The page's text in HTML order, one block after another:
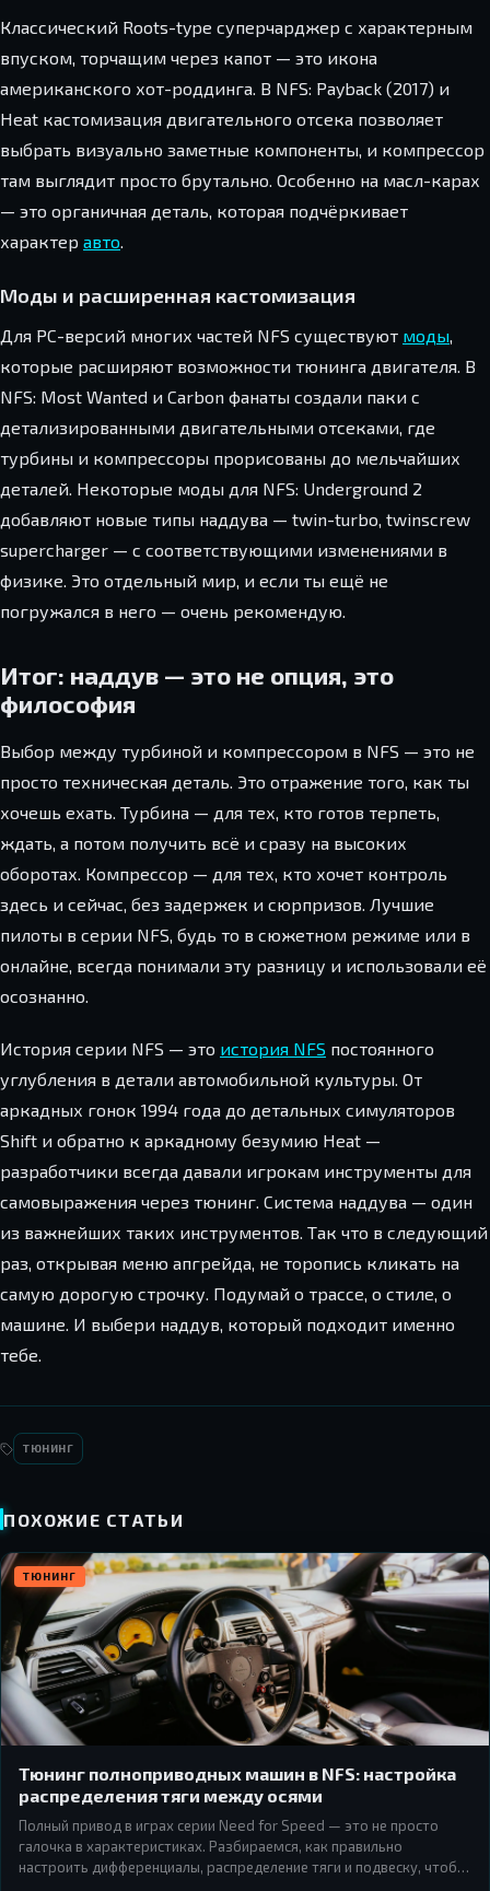
Классический Roots-type суперчарджер с характерным
впуском, торчащим через капот — это икона
американского хот-роддинга. В NFS: Payback (2017) и
Heat кастомизация двигательного отсека позволяет
выбрать визуально заметные компоненты, и компрессор
там выглядит просто брутально. Особенно на масл-карах
— это органичная деталь, которая подчёркивает
характер авто.
Моды и расширенная кастомизация
Для PC-версий многих частей NFS существуют моды,
которые расширяют возможности тюнинга двигателя. В
NFS: Most Wanted и Carbon фанаты создали паки с
детализированными двигательными отсеками, где
турбины и компрессоры прорисованы до мельчайших
деталей. Некоторые моды для NFS: Underground 2
добавляют новые типы наддува — twin-turbo, twinscrew
supercharger — с соответствующими изменениями в
физике. Это отдельный мир, и если ты ещё не
погружался в него — очень рекомендую.
Итог: наддув — это не опция, это
философия
Выбор между турбиной и компрессором в NFS — это не
просто техническая деталь. Это отражение того, как ты
хочешь ехать. Турбина — для тех, кто готов терпеть,
ждать, а потом получить всё и сразу на высоких
оборотах. Компрессор — для тех, кто хочет контроль
здесь и сейчас, без задержек и сюрпризов. Лучшие
пилоты в серии NFS, будь то в сюжетном режиме или в
онлайне, всегда понимали эту разницу и использовали её
осознанно.
История серии NFS — это история NFS постоянного
углубления в детали автомобильной культуры. От
аркадных гонок 1994 года до детальных симуляторов
Shift и обратно к аркадному безумию Heat —
разработчики всегда давали игрокам инструменты для
самовыражения через тюнинг. Система наддува — один
из важнейших таких инструментов. Так что в следующий
раз, открывая меню апгрейда, не торопись кликать на
самую дорогую строчку. Подумай о трассе, о стиле, о
машине. И выбери наддув, который подходит именно
тебе.
ТЮНИНГ
ПОХОЖИЕ СТАТЬИ
ТЮНИНГ
Тюнинг полноприводных машин в NFS: настройка
распределения тяги между осями
Полный привод в играх серии Need for Speed — это не просто
галочка в характеристиках. Разбираемся, как правильно
настроить дифференциалы, распределение тяги и подвеску, чтобы